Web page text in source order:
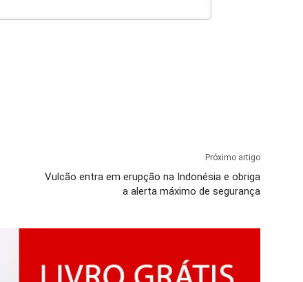
Próximo artigo
Vulcão entra em erupção na Indonésia e obriga
a alerta máximo de segurança